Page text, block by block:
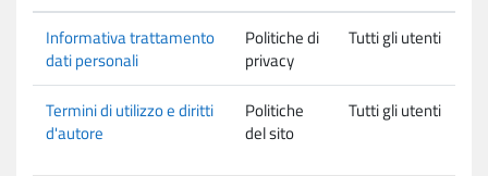
Informativa trattamento
dati personali
Politiche di
privacy
Tutti gli utenti
Termini di utilizzo e diritti
d'autore
Politiche
del sito
Tutti gli utenti